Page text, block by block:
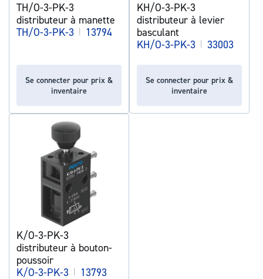
TH/O-3-PK-3
distributeur à manette
TH/O-3-PK-3 | 13794
Se connecter pour prix &
inventaire
KH/O-3-PK-3
distributeur à levier
basculant
KH/O-3-PK-3 | 33003
Se connecter pour prix &
inventaire
K/O-3-PK-3
distributeur à bouton-
poussoir
K/O-3-PK-3 | 13793